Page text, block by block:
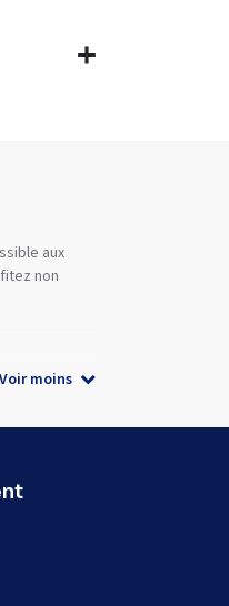
aux
non
Voir moins